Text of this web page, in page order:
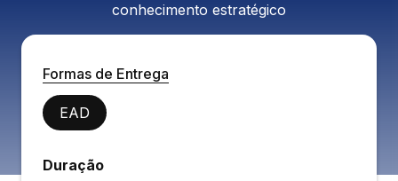
conhecimento estratégico
Formas de Entrega
EAD
Duração